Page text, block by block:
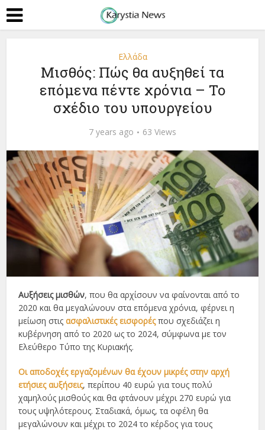
Ελλάδα
Μισθός: Πώς θα αυξηθεί τα
επόμενα πέντε χρόνια – Το
σχέδιο του υπουργείου
7 years ago 63 Views
Αυξήσεις μισθών, που θα αρχίσουν να φαίνονται από το
2020 και θα μεγαλώνουν στα επόμενα χρόνια, φέρνει η
μείωση στιςασφαλιστικές εισφορέςπου σχεδιάζει η
κυβέρνηση από το 2020 ως το 2024, σύμφωνα με τον
Ελεύθερο Τύπο της Κυριακής.
Οι αποδοχές εργαζομένων θα έχουν μικρές στην αρχή
ετήσιες αυξήσεις, περίπου 40 ευρώ για τους πολύ
χαμηλούς μισθούς και θα φτάνουν μέχρι 270 ευρώ για
τους υψηλότερους. Σταδιακά, όμως, τα οφέλη θα
μεγαλώνουν και μέχρι το 2024 το κέρδος για τους